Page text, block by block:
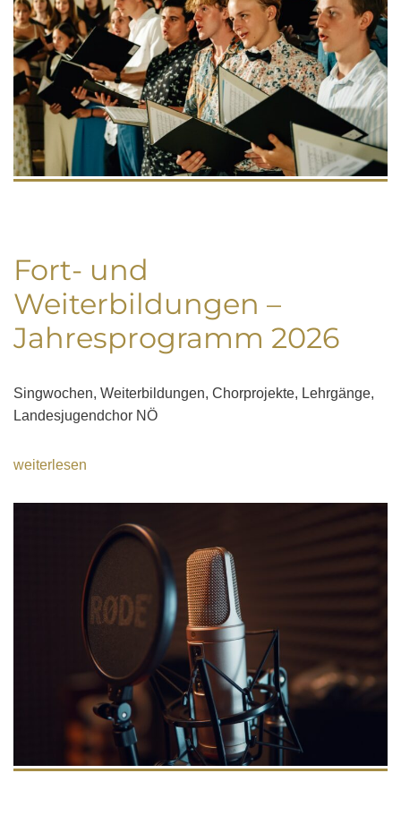
Fort- und
Weiterbildungen –
Jahresprogramm 2026
Singwochen, Weiterbildungen, Chorprojekte, Lehrgänge,
Landesjugendchor NÖ
weiterlesen